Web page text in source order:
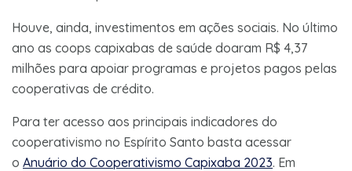
Houve, ainda, investimentos em ações sociais. No último
ano as coops capixabas de saúde doaram R$ 4,37
milhões para apoiar programas e projetos pagos pelas
cooperativas de crédito.
Para ter acesso aos principais indicadores do
cooperativismo no Espírito Santo basta acessar
o Anuário do Cooperativismo Capixaba 2023. Em